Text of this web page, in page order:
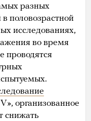
разных
половозрастной
исследованиях,
во время
проводятся
организованное
снижать